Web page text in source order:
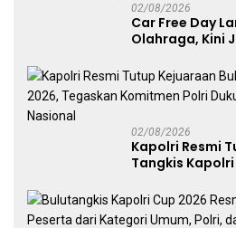
02/08/2026
Car Free Day
Olahraga, Kini
02/08/2026
Kapolri Resmi
Tangkis
Atlet Nasional